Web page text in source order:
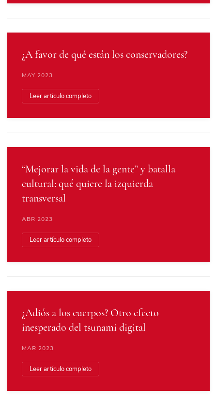
¿A favor de qué están los conservadores?
MAY 2023
Leer artículo completo
“Mejorar la vida de la gente” y batalla
cultural: qué quiere la izquierda
transversal
ABR 2023
Leer artículo completo
¿Adiós a los cuerpos? Otro efecto
inesperado del tsunami digital
MAR 2023
Leer artículo completo